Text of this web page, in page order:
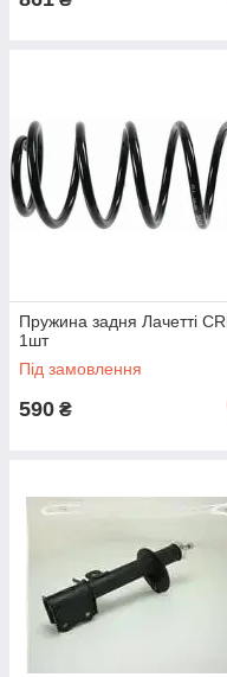
Пружина задня Лачетті
1шт
Під замовлення
590 ₴